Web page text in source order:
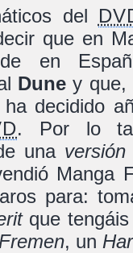
del
que en
en
Dune y que,
ha decidido
. Por lo
una versión
Manga
para:
que tengáis
Fremen, un